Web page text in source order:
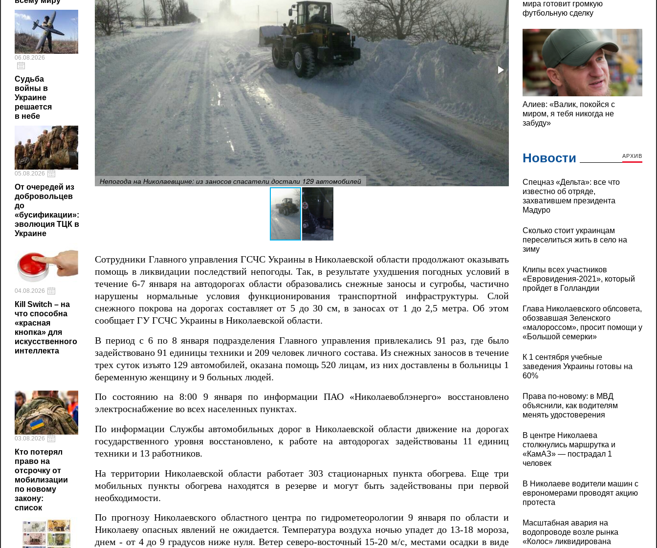
06.08.2026
Судьба
войны в
Украине
решается
в небе
05.08.2026
От очередей из
добровольцев
до
«бусификации»:
эволюция ТЦК в
Украине
04.08.2026
Кill Switch – на
что способна
«красная
кнопка» для
искусственного
интеллекта
03.08.2026
Кто потерял
право на
отсрочку от
мобилизации
по новому
закону:
список
Непогода на Николаевщине: из заносов спасатели достали 129 автомобилей Непогода на Николаевщине: из заносов
Сотрудники Главного управления ГСЧС Украины в Николаевской области продолжают оказывать
помощь в ликвидации последствий непогоды. Так, в результате ухудшения погодных условий в
течение 6-7 января на автодорогах области образовались снежные заносы и сугробы, частично
нарушены нормальные условия функционирования транспортной инфраструктуры. Слой
снежного покрова на дорогах составляет от 5 до 30 см, в заносах от 1 до 2,5 метра. Об этом
сообщает ГУ ГСЧС Украины в Николаевской области.
В период с 6 по 8 января подразделения Главного управления привлекались 91 раз, где было
задействовано 91 единицы техники и 209 человек личного состава. Из снежных заносов в течение
трех суток изъято 129 автомобилей, оказана помощь 520 лицам, из них доставлены в больницы 1
беременную женщину и 9 больных людей.
По состоянию на 8:00 9 января по информации ПАО «Николаевоблэнерго» восстановлено
электроснабжение во всех населенных пунктах.
По информации Службы автомобильных дорог в Николаевской области движение на дорогах
государственного уровня восстановлено, к работе на автодорогах задействованы 11 единиц
техники и 13 работников.
На территории Николаевской области работает 303 стационарных пункта обогрева. Еще три
мобильных пункты обогрева находятся в резерве и могут быть задействованы при первой
необходимости.
По прогнозу Николаевского областного центра по гидрометеорологии 9 января по области и
Николаеву опасных явлений не ожидается. Температура воздуха ночью упадет до 13-18 мороза,
днем - ​​от 4 до 9 градусов ниже нуля. Ветер северо-восточный 15-20 м/с, местами осадки в виде
Новости АРХИВ
Cпецназ «Дельта»: все что
известно об отряде,
захватившем президента
Мадуро
Сколько стоит украинцам
переселиться жить в село на
зиму
Клипы всех участников
«Евровидения-2021», который
пройдет в Голландии
Глава Николаевского облсовета,
обозвавшая Зеленского
«малороссом», просит помощи у
«Большой семерки»
К 1 сентября учебные
заведения Украины готовы на
60%
Права по-новому: в МВД
объяснили, как водителям
менять удостоверения
В центре Николаева
столкнулись маршрутка и
«КамАЗ» — пострадал 1
человек
В Николаеве водители машин с
еврономерами проводят акцию
протеста
Масштабная авария на
водопроводе возле рынка
«Колос» ликвидирована